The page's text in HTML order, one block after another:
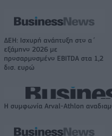
ΔΕΗ: Ισχυρή ανάπτυξη στο α΄
εξάμηνο 2026 με
προσαρμοσμένο EBITDA στα 1,2
δισ. ευρώ
Η συμφωνία Arval-Athlon